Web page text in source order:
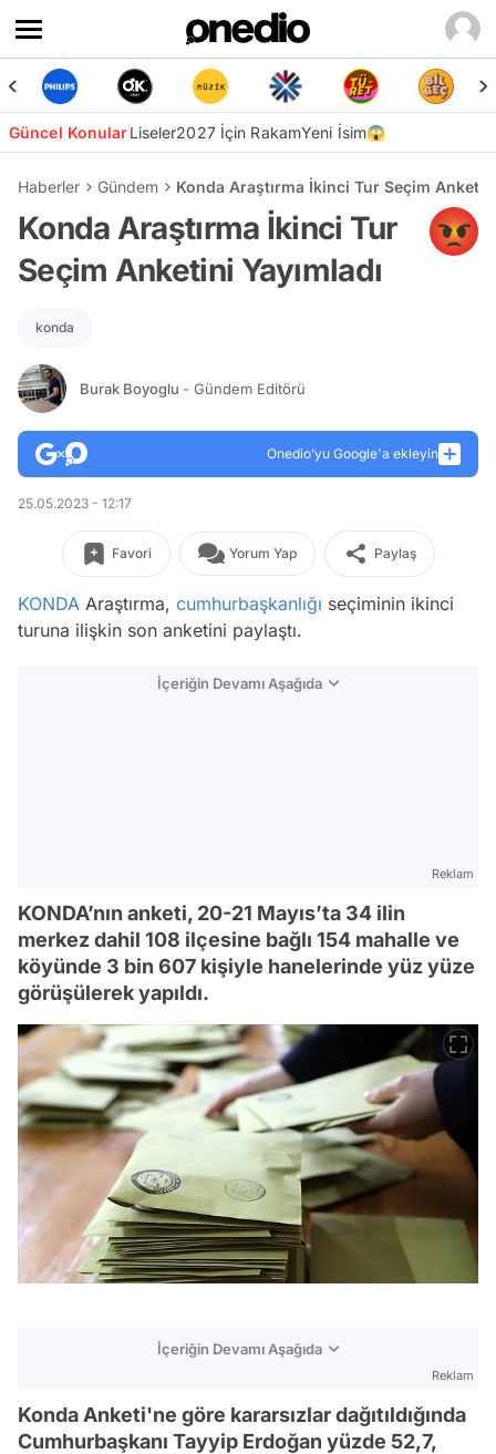
Güncel KonularLiseler2027 İçin RakamYeni İsim😱
Haberler Gündem Konda Araştırma İkinci Tur Seçim Anketini
Konda Araştırma İkinci Tur
Seçim Anketini Yayımladı
konda
Burak Boyoglu - Gündem Editörü
Onedio’yu Google'a ekleyin
25.05.2023 - 12:17
Favori Yorum Yap Paylaş
KONDA Araştırma, cumhurbaşkanlığı seçiminin ikinci
turuna ilişkin son anketini paylaştı.
İçeriğin Devamı Aşağıda
Reklam
KONDA’nın anketi, 20-21 Mayıs’ta 34 ilin
merkez dahil 108 ilçesine bağlı 154 mahalle ve
köyünde 3 bin 607 kişiyle hanelerinde yüz yüze
görüşülerek yapıldı.
İçeriğin Devamı Aşağıda
Reklam
Konda Anketi'ne göre kararsızlar dağıtıldığında
Cumhurbaşkanı Tayyip Erdoğan yüzde 52,7,